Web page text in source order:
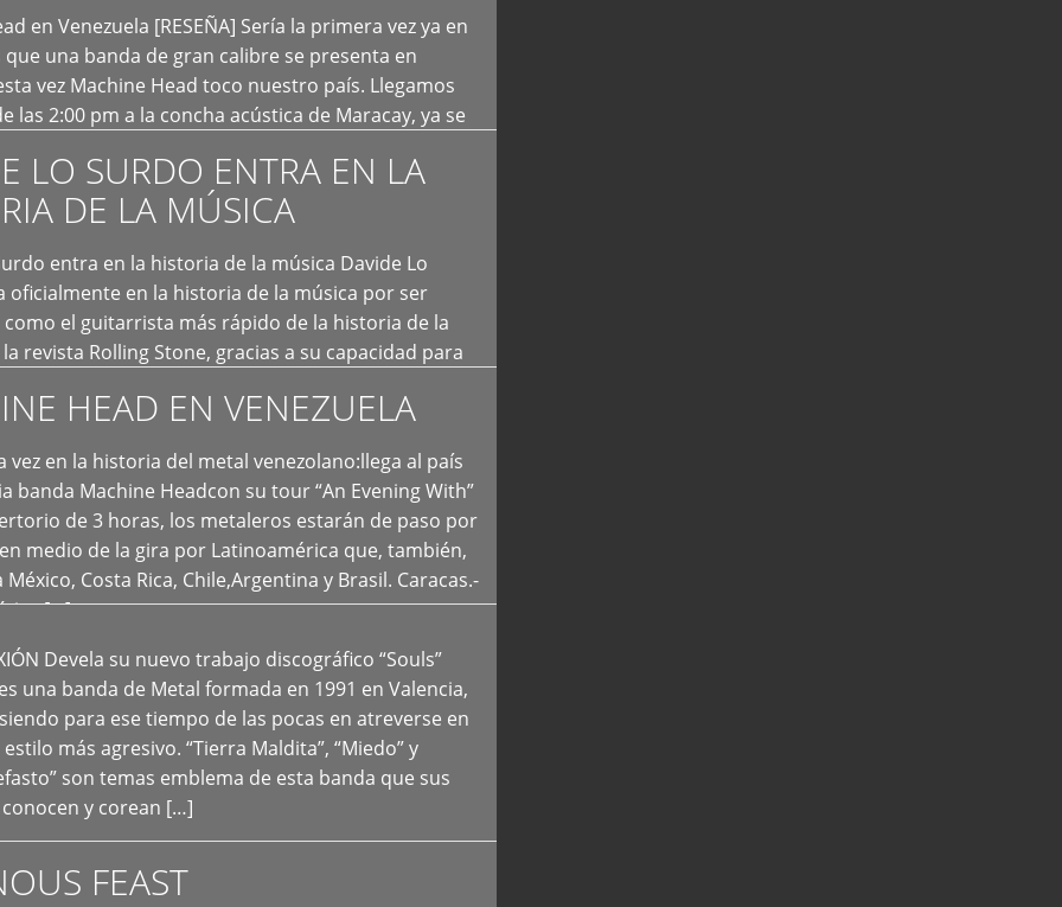
en Venezuela [RESEÑA] Sería la primera vez ya en
una banda de gran calibre se presenta en
vez Machine Head toco nuestro país. Llegamos
las 2:00 pm a la concha acústica de Maracay, ya se
LO SURDO ENTRA EN LA
DE LA MÚSICA
entra en la historia de la música Davide Lo
oficialmente en la historia de la música por ser
el guitarrista más rápido de la historia de la
revista Rolling Stone, gracias a su capacidad para
HEAD EN VENEZUELA
vez en la historia del metal venezolano:llega al país
banda Machine Headcon su tour “An Evening With”
de 3 horas, los metaleros estarán de paso por
medio de la gira por Latinoamérica que, también,
México, Costa Rica, Chile,Argentina y Brasil. Caracas.-
[…]
Devela su nuevo trabajo discográfico “Souls”
una banda de Metal formada en 1991 en Valencia,
para ese tiempo de las pocas en atreverse en
más agresivo. “Tierra Maldita”, “Miedo” y
son temas emblema de esta banda que sus
y corean […]
FEAST